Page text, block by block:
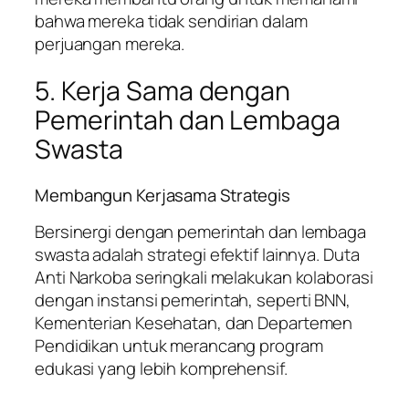
bahwa mereka tidak sendirian dalam
perjuangan mereka.
5. Kerja Sama dengan
Pemerintah dan Lembaga
Swasta
Membangun Kerjasama Strategis
Bersinergi dengan pemerintah dan lembaga
swasta adalah strategi efektif lainnya. Duta
Anti Narkoba seringkali melakukan kolaborasi
dengan instansi pemerintah, seperti BNN,
Kementerian Kesehatan, dan Departemen
Pendidikan untuk merancang program
edukasi yang lebih komprehensif.